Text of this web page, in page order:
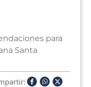
para
Santa